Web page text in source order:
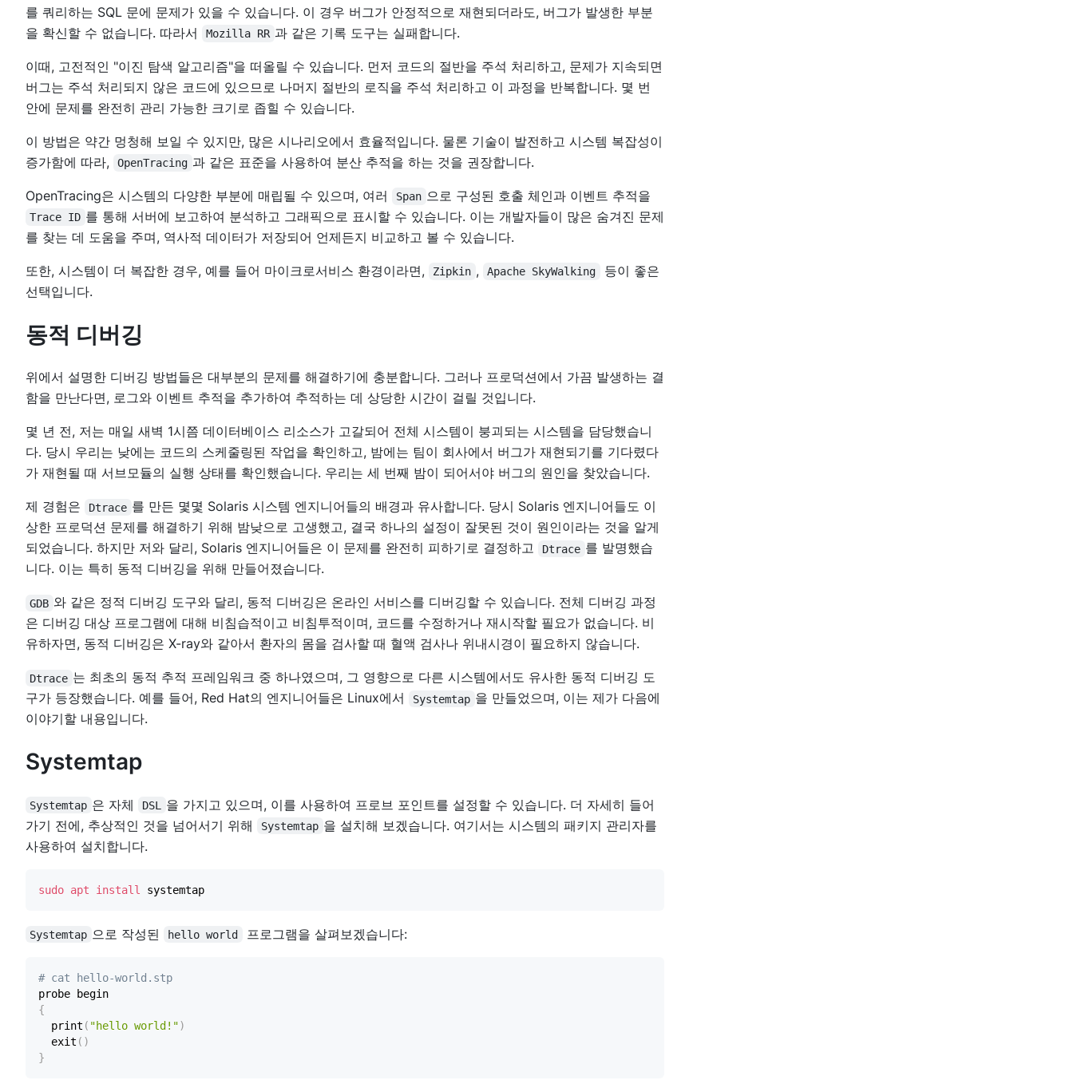
를 쿼리하는 SQL 문에 문제가 있을 수 있습니다. 이 경우 버그가 안정적으로 재현되더라도, 버그가 발생한 부분
을 확신할 수 없습니다. 따라서
Mozilla RR 과 같은 기록 도구는 실패합니다.
이때, 고전적인 "이진 탐색 알고리즘"을 떠올릴 수 있습니다. 먼저 코드의 절반을 주석 처리하고, 문제가 지속되면
버그는 주석 처리되지 않은 코드에 있으므로 나머지 절반의 로직을 주석 처리하고 이 과정을 반복합니다. 몇 번
안에 문제를 완전히 관리 가능한 크기로 좁힐 수 있습니다.
이 방법은 약간 멍청해 보일 수 있지만, 많은 시나리오에서 효율적입니다. 물론 기술이 발전하고 시스템 복잡성이
증가함에 따라,
OpenTracing 과 같은 표준을 사용하여 분산 추적을 하는 것을 권장합니다.
OpenTracing은 시스템의 다양한 부분에 매립될 수 있으며, 여러 Span 으로 구성된 호출 체인과 이벤트 추적을
Trace ID 를 통해 서버에 보고하여 분석하고 그래픽으로 표시할 수 있습니다. 이는 개발자들이 많은 숨겨진 문제
를 찾는 데 도움을 주며, 역사적 데이터가 저장되어 언제든지 비교하고 볼 수 있습니다.
또한, 시스템이 더 복잡한 경우, 예를 들어 마이크로서비스 환경이라면, Zipkin , Apache SkyWalking
등이 좋은
선택입니다.
동적 디버깅
위에서 설명한 디버깅 방법들은 대부분의 문제를 해결하기에 충분합니다. 그러나 프로덕션에서 가끔 발생하는 결
함을 만난다면, 로그와 이벤트 추적을 추가하여 추적하는 데 상당한 시간이 걸릴 것입니다.
몇 년 전, 저는 매일 새벽 1시쯤 데이터베이스 리소스가 고갈되어 전체 시스템이 붕괴되는 시스템을 담당했습니
다. 당시 우리는 낮에는 코드의 스케줄링된 작업을 확인하고, 밤에는 팀이 회사에서 버그가 재현되기를 기다렸다
가 재현될 때 서브모듈의 실행 상태를 확인했습니다. 우리는 세 번째 밤이 되어서야 버그의 원인을 찾았습니다.
제 경험은 Dtrace 를 만든 몇몇 Solaris 시스템 엔지니어들의 배경과 유사합니다. 당시 Solaris 엔지니어들도 이
상한 프로덕션 문제를 해결하기 위해 밤낮으로 고생했고, 결국 하나의 설정이 잘못된 것이 원인이라는 것을 알게
되었습니다. 하지만 저와 달리, Solaris 엔지니어들은 이 문제를 완전히 피하기로 결정하고
Dtrace 를 발명했습
니다. 이는 특히 동적 디버깅을 위해 만들어졌습니다.
GDB 와 같은 정적 디버깅 도구와 달리, 동적 디버깅은 온라인 서비스를 디버깅할 수 있습니다. 전체 디버깅 과정
은 디버깅 대상 프로그램에 대해 비침습적이고 비침투적이며, 코드를 수정하거나 재시작할 필요가 없습니다. 비
유하자면, 동적 디버깅은 X-ray와 같아서 환자의 몸을 검사할 때 혈액 검사나 위내시경이 필요하지 않습니다.
Dtrace 는 최초의 동적 추적 프레임워크 중 하나였으며, 그 영향으로 다른 시스템에서도 유사한 동적 디버깅 도
구가 등장했습니다. 예를 들어, Red Hat의 엔지니어들은 Linux에서
Systemtap 을 만들었으며, 이는 제가 다음에
이야기할 내용입니다.
Systemtap
Systemtap 은 자체 DSL
을 가지고 있으며, 이를 사용하여 프로브 포인트를 설정할 수 있습니다. 더 자세히 들어
가기 전에, 추상적인 것을 넘어서기 위해
Systemtap 을 설치해 보겠습니다. 여기서는 시스템의 패키지 관리자를
사용하여 설치합니다.
sudo apt install
Systemtap 으로 작성된 hello world 프로그램을 살펴보겠습니다:
# cat hello-world.stp
{
  print
( "hello world!")
  exit
( )
}